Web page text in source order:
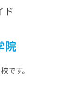
ド
です。